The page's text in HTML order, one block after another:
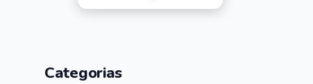
Categorias